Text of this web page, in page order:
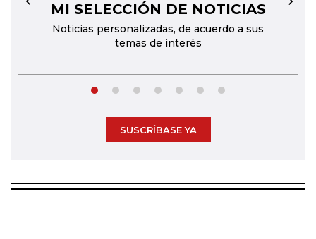
MI SELECCIÓN DE NOTICIAS
Noticias personalizadas, de acuerdo a sus
temas de interés
← →
SUSCRÍBASE YA